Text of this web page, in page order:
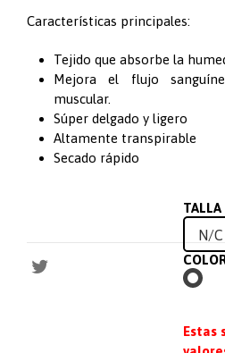
Características principales:
Tejido que absorbe la
Mejora el flujo
muscular.
Súper delgado y ligero
Altamente transpirable
Secado rápido
TALLA
Estas